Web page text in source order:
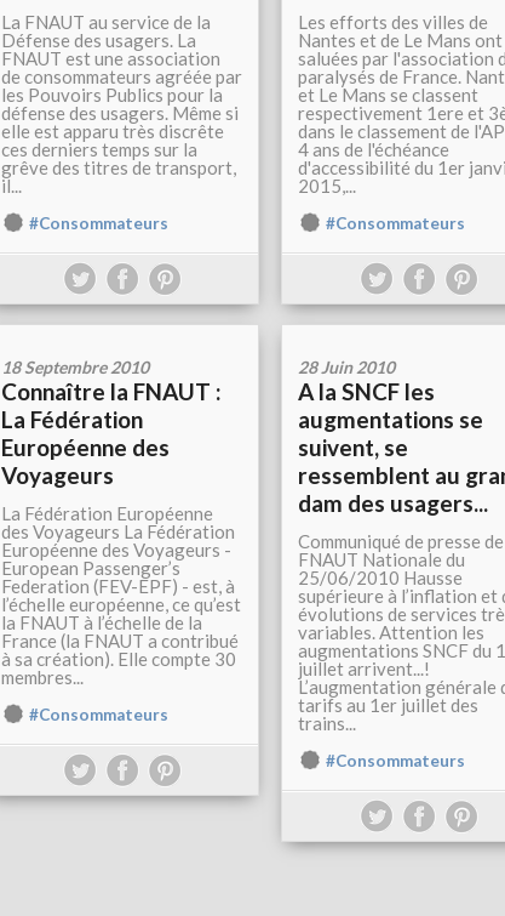
Les efforts des villes de
Nantes et de Le Mans
saluées par l'association
paralysés de France.
et Le Mans se classent
respectivement 1ere et
dans le classement de
4 ans de l'échéance
d'accessibilité du 1er
2015,...
#Consommateurs
La FNAUT au service de la
Défense des usagers. La
FNAUT est une association
de consommateurs agréée par
les Pouvoirs Publics pour la
défense des usagers. Même si
elle est apparu très discrête
ces derniers temps sur la
grêve des titres de transport,
il...
#Consommateurs
18 Septembre 2010
Connaître la FNAUT :
La Fédération
Européenne des
Voyageurs
La Fédération Européenne
des Voyageurs La Fédération
Européenne des Voyageurs -
European Passenger’s
Federation (FEV-EPF) - est, à
l’échelle européenne, ce qu’est
la FNAUT à l’échelle de la
France (la FNAUT a contribué
à sa création). Elle compte 30
membres...
#Consommateurs
28 Juin 2010
A la SNCF les
augmentations se
suivent, se
ressemblent au
dam des usagers...
Communiqué de presse
FNAUT Nationale du
25/06/2010 Hausse
supérieure à l’inflation et
évolutions de services
variables. Attention les
augmentations SNCF du
juillet arrivent...!
L’augmentation générale
tarifs au 1er juillet des
trains...
#Consommateurs